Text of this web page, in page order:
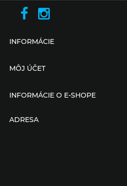
INFORMÁCIE
MÔJ ÚČET
INFORMÁCIE O E-SHOPE
ADRESA